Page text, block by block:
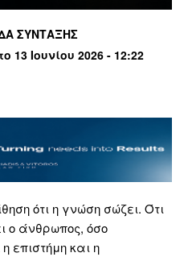
ΣΥΝΤΑΞΗΣ
13 Ιουνίου 2026 - 12:22
ότι η γνώση σώζει. Ότι
ο άνθρωπος, όσο
επιστήμη και η